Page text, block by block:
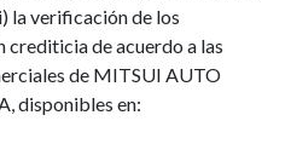
la verificación de los
crediticia de acuerdo a las
de MITSUI AUTO
disponibles en: